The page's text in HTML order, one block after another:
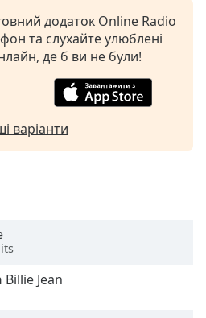
додаток Online Radio
та слухайте улюблені
де б ви не були!
варіанти
Billie Jean